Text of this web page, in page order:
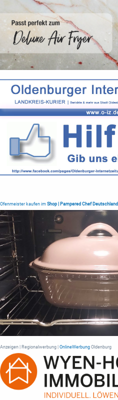
Ofenmeister kaufen im Shop | Pampered Chef Deutschland
Anzeigen | Regionalwerbung | OnlineWerbung Oldenburg